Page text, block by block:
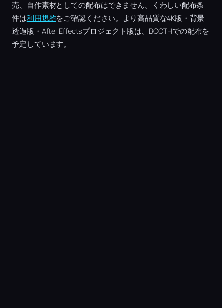
売、自作素材としての配布はできません。くわしい配布条
件は利用規約をご確認ください。より高品質な4K版・背景
透過版・After Effectsプロジェクト版は、BOOTHでの配布を
予定しています。